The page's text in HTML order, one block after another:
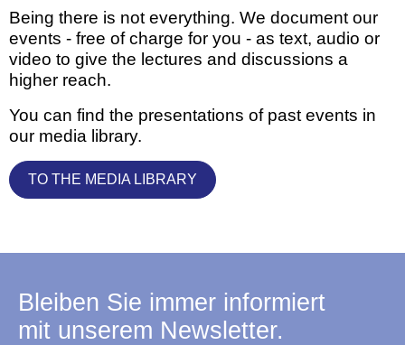
Being there is not everything. We document our
events - free of charge for you - as text, audio or
video to give the lectures and discussions a
higher reach.
You can find the presentations of past events in
our media library.
TO THE MEDIA LIBRARY
Bleiben Sie immer informiert
mit unserem Newsletter.